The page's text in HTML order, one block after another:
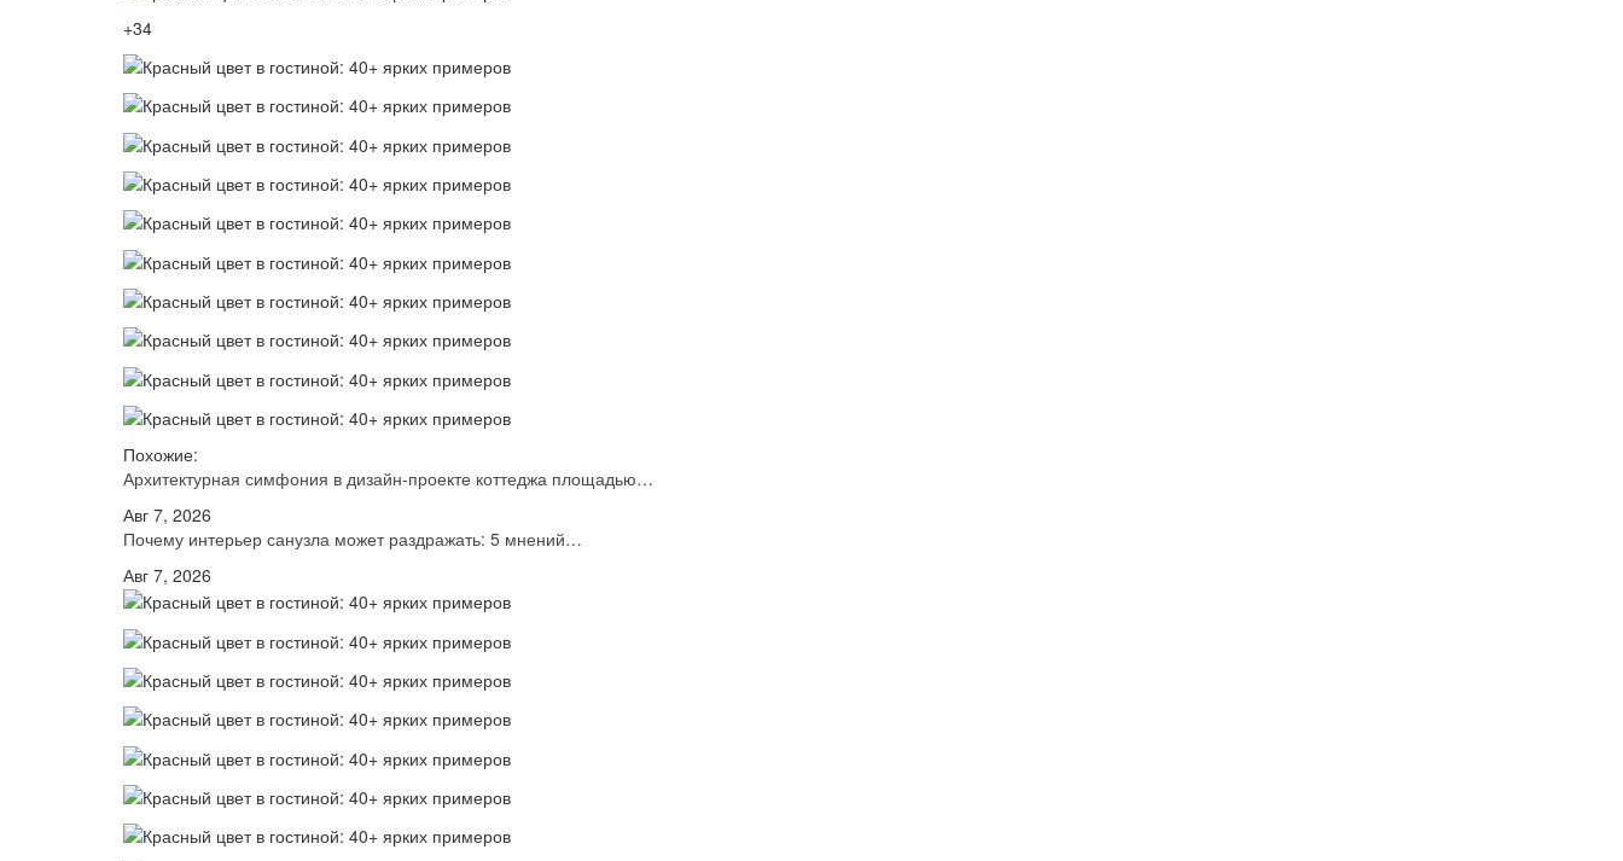
+34
Похожие:
Архитектурная симфония в дизайн-проекте коттеджа площадью…
Авг 7, 2026
Почему интерьер санузла может раздражать: 5 мнений…
Авг 7, 2026